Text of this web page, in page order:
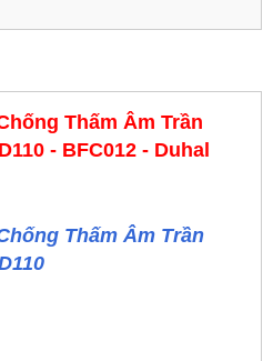
Thấm Âm Trần
- BFC012 - Duhal
Thấm Âm Trần